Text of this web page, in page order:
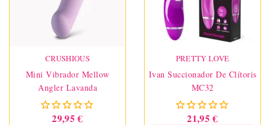
punto G.
CRUSHIOUS
Mini Vibrador Mellow
Angler Lavanda
29,95 €
PRETTY LOVE
Ivan Succionador De Clítoris
MC32
21,95 €